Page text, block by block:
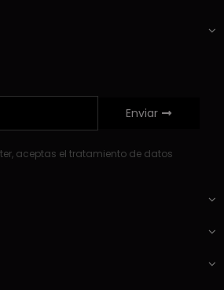
Enviar
aceptas el tratamiento de datos